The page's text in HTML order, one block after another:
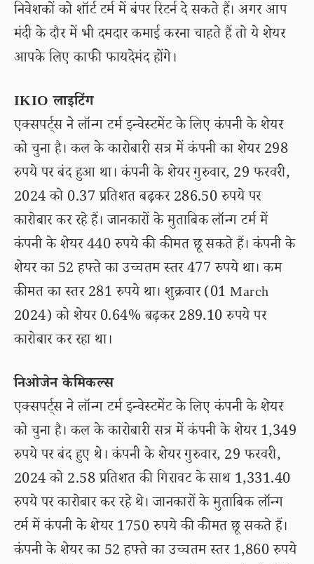
निवेशकों को शॉर्ट टर्म में बंपर रिटर्न दे सकते हैं। अगर आप
मंदी के दौर में भी दमदार कमाई करना चाहते हैं तो ये शेयर
आपके लिए काफी फायदेमंद होंगे।
IKIO लाइटिंग
एक्सपर्ट्स ने लॉन्ग टर्म इन्वेस्टमेंट के लिए कंपनी के शेयर
को चुना है। कल के कारोबारी सत्र में कंपनी का शेयर 298
रुपये पर बंद हुआ था। कंपनी के शेयर गुरुवार, 29 फरवरी,
2024 को 0.37 प्रतिशत बढ़कर 286.50 रुपये पर
कारोबार कर रहे हैं। जानकारों के मुताबिक लॉन्ग टर्म में
कंपनी के शेयर 440 रुपये की कीमत छू सकते हैं। कंपनी के
शेयर का 52 हफ्ते का उच्चतम स्तर 477 रुपये था। कम
कीमत का स्तर 281 रुपये था। शुक्रवार (01 March
2024) को शेयर 0.64% बढ़कर 289.10 रुपये पर
कारोबार कर रहा था।
निओजेन केमिकल्स
एक्सपर्ट्स ने लॉन्ग टर्म इन्वेस्टमेंट के लिए कंपनी के शेयर
को चुना है। कल के कारोबारी सत्र में कंपनी के शेयर 1,349
रुपये पर बंद हुए थे। कंपनी के शेयर गुरुवार, 29 फरवरी,
2024 को 2.58 प्रतिशत की गिरावट के साथ 1,331.40
रुपये पर कारोबार कर रहे थे। जानकारों के मुताबिक लॉन्ग
टर्म में कंपनी के शेयर 1750 रुपये की कीमत छू सकते हैं।
कंपनी के शेयर का 52 हफ्ते का उच्चतम स्तर 1,860 रुपये